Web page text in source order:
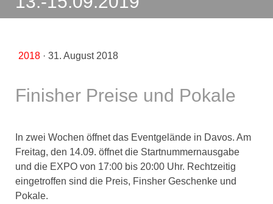
2018 · 31. August 2018
Finisher Preise und Pokale
In zwei Wochen öffnet das Eventgelände in Davos. Am
Freitag, den 14.09. öffnet die Startnummernausgabe
und die EXPO von 17:00 bis 20:00 Uhr. Rechtzeitig
eingetroffen sind die Preis, Finsher Geschenke und
Pokale.